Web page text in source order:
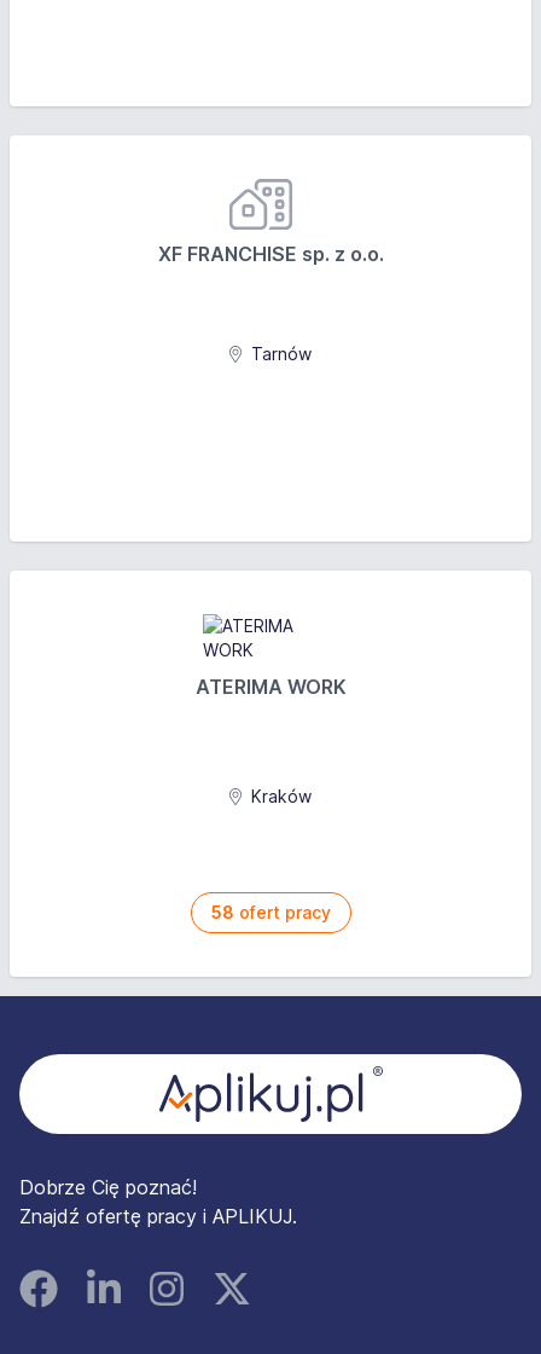
XF FRANCHISE sp. z o.o.
Tarnów
ATERIMA WORK
Kraków
58 ofert pracy
Dobrze Cię poznać!
Znajdź ofertę pracy i APLIKUJ.
FacebookLinked InInstagramInstagram